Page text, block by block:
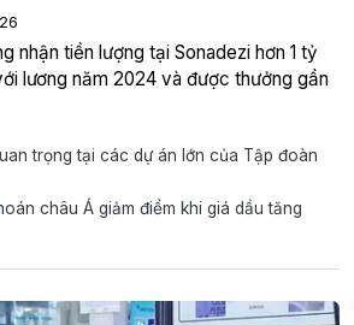
nhận tiền lượng tại Sonadezi hơn 1 tỷ
lương năm 2024 và được thưởng gần
trọng tại các dự án lớn của Tập đoàn
châu Á giảm điểm khi giá dầu tăng